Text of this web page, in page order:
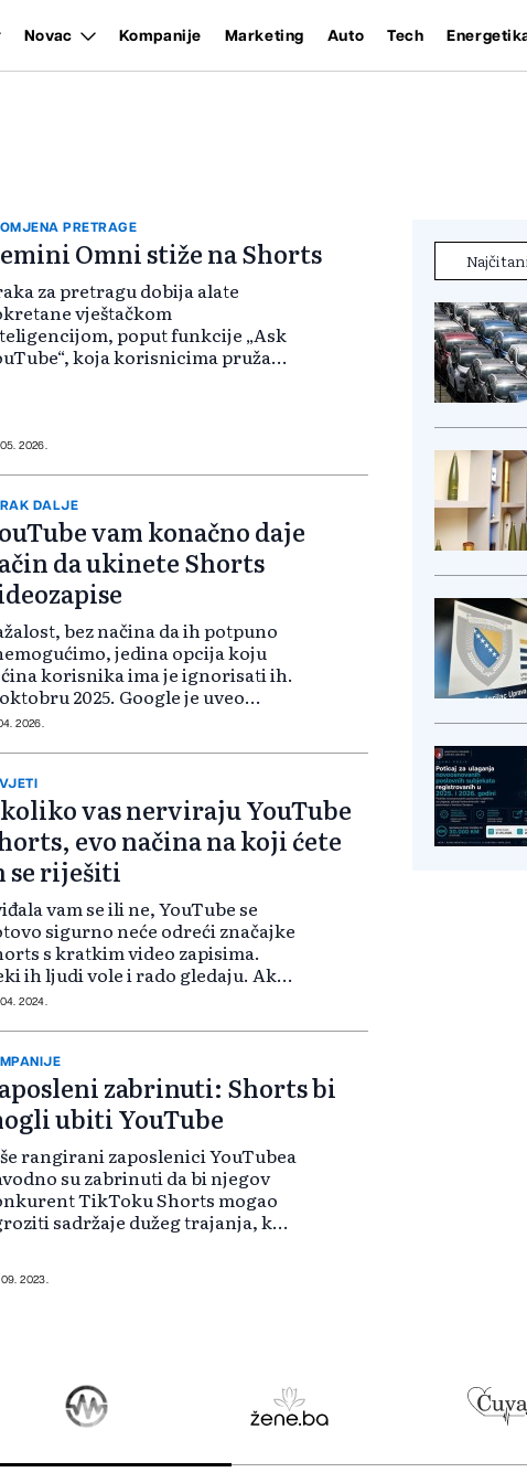
Novac Kompanije Marketing Auto Tech
PRETRAGE
Omni stiže na Shorts
za pretragu dobija alate
vještačkom
poput funkcije „Ask
koja korisnicima pruža
naučiti...
2026.
DALJE
vam konačno daje
da ukinete Shorts
bez načina da ih potpuno
jedina opcija koju
korisnika ima je ignorisati ih.
2025. Google je uveo
tajmer za Shorts videozapise,
bi pomogao u suzbijanju...
2026.
vas nerviraju YouTube
evo načina na koji ćete
se riješiti
vam se ili ne, YouTube se
sigurno neće odreći značajke
s kratkim video zapisima.
ih ljudi vole i rado gledaju. Ako
među njima i želite ukloniti tu
ima opciju kako...
2024.
zabrinuti: Shorts bi
ubiti YouTube
rangirani zaposlenici YouTubea
su zabrinuti da bi njegov
TikToku Shorts mogao
sadržaje dužeg trajanja, koji
od oglasa, iako se nedav...
2023.